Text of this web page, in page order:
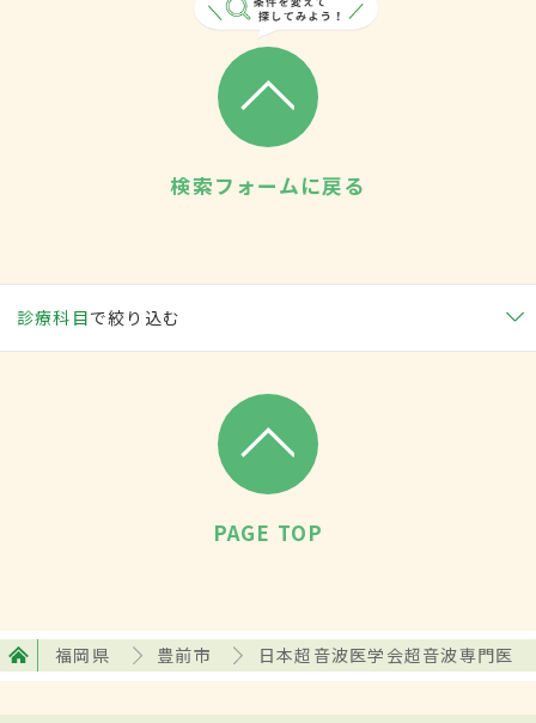
検索フォームに戻る
診療科目で絞り込む
PAGE TOP
福岡県 豊前市 日本超音波医学会超音波専門医